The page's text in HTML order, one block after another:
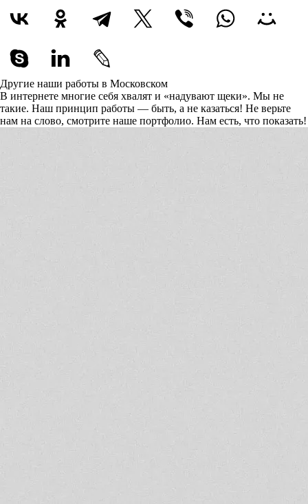
Другие наши работы в Московском
В интернете многие себя хвалят и «надувают щеки». Мы не
такие. Наш принцип работы — быть, а не казаться! Не верьте
нам на слово, смотрите наше портфолио. Нам есть, что показать!